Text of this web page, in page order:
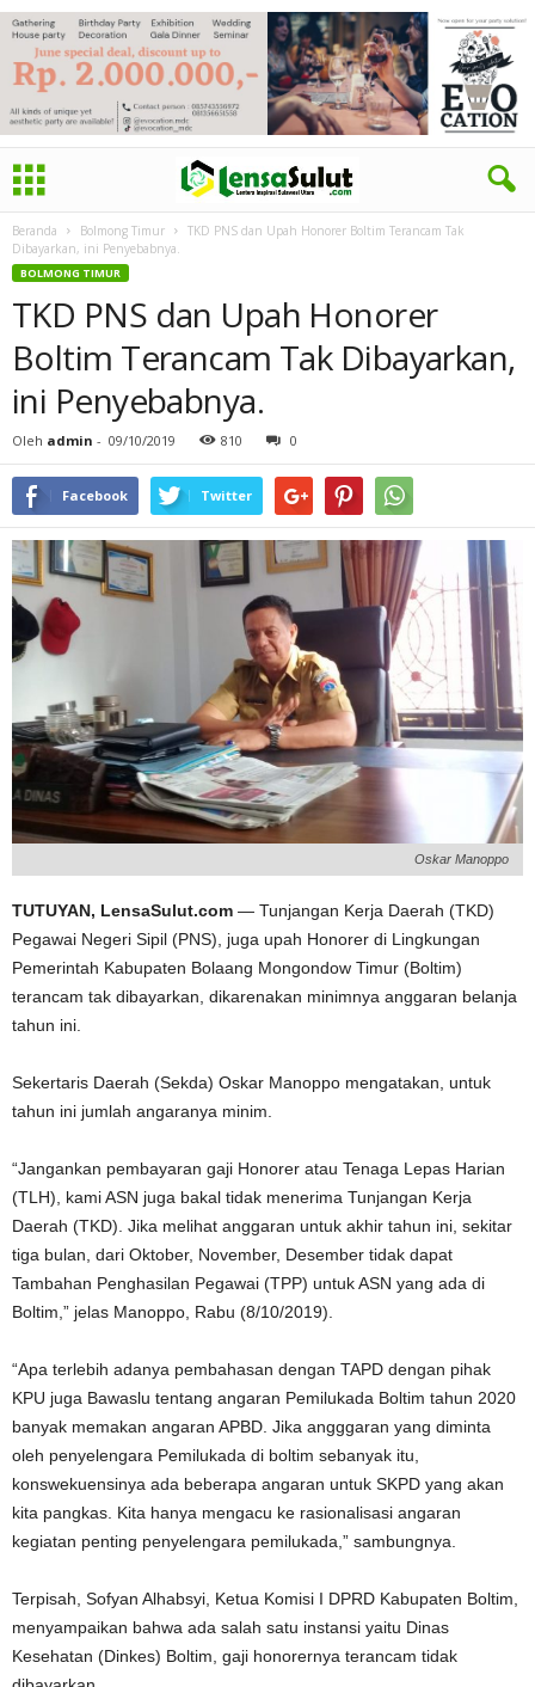
Beranda Bolmong Timur
TKD PNS dan Upah Honorer Boltim Terancam Tak
Dibayarkan, ini Penyebabnya.
BOLMONG TIMUR
TKD PNS dan Upah Honorer
Boltim Terancam Tak Dibayarkan,
ini Penyebabnya.
Oleh admin - 09/10/2019 810 0
Facebook Twitter
Oskar Manoppo
TUTUYAN, LensaSulut.com — Tunjangan Kerja Daerah (TKD)
Pegawai Negeri Sipil (PNS), juga upah Honorer di Lingkungan
Pemerintah Kabupaten Bolaang Mongondow Timur (Boltim)
terancam tak dibayarkan, dikarenakan minimnya anggaran belanja
tahun ini.
Sekertaris Daerah (Sekda) Oskar Manoppo mengatakan, untuk
tahun ini jumlah angaranya minim.
“Jangankan pembayaran gaji Honorer atau Tenaga Lepas Harian
(TLH), kami ASN juga bakal tidak menerima Tunjangan Kerja
Daerah (TKD). Jika melihat anggaran untuk akhir tahun ini, sekitar
tiga bulan, dari Oktober, November, Desember tidak dapat
Tambahan Penghasilan Pegawai (TPP) untuk ASN yang ada di
Boltim,” jelas Manoppo, Rabu (8/10/2019).
“Apa terlebih adanya pembahasan dengan TAPD dengan pihak
KPU juga Bawaslu tentang angaran Pemilukada Boltim tahun 2020
banyak memakan angaran APBD. Jika angggaran yang diminta
oleh penyelengara Pemilukada di boltim sebanyak itu,
konswekuensinya ada beberapa angaran untuk SKPD yang akan
kita pangkas. Kita hanya mengacu ke rasionalisasi angaran
kegiatan penting penyelengara pemilukada,” sambungnya.
Terpisah, Sofyan Alhabsyi, Ketua Komisi I DPRD Kabupaten Boltim,
menyampaikan bahwa ada salah satu instansi yaitu Dinas
Kesehatan (Dinkes) Boltim, gaji honorernya terancam tidak